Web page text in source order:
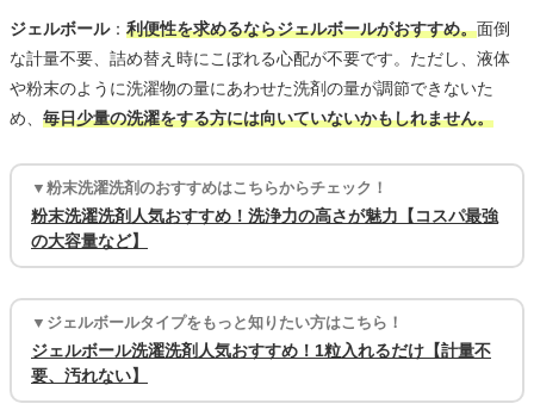
ジェルボール： 利便性を求めるならジェルボールがおすすめ。面倒
な計量不要、詰め替え時にこぼれる心配が不要です。ただし、液体
や粉末のように洗濯物の量にあわせた洗剤の量が調節できないた
め、 毎日少量の洗濯をする方には向いていないかもしれません。
▼粉末洗濯洗剤のおすすめはこちらからチェック！
粉末洗濯洗剤人気おすすめ！洗浄力の高さが魅力【コスパ最強
の大容量など】
▼ジェルボールタイプをもっと知りたい方はこちら！
ジェルボール洗濯洗剤人気おすすめ！1粒入れるだけ【計量不
要、汚れない】